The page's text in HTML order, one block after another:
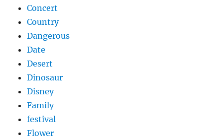
Concert
Country
Dangerous
Date
Desert
Dinosaur
Disney
Family
festival
Flower